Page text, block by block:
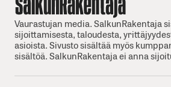
Vaurastujan media. SalkunRakentaja
sijoittamisesta, taloudesta,
asioista. Sivusto sisältää myös
sisältöä. SalkunRakentaja ei anna